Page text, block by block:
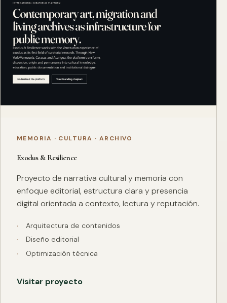
MEMORIA · CULTURA · ARCHIVO
Exodus & Resilience
Proyecto de narrativa cultural y memoria con
enfoque editorial, estructura clara y presencia
digital orientada a contexto, lectura y reputación.
Arquitectura de contenidos
Diseño editorial
Optimización técnica
Visitar proyecto